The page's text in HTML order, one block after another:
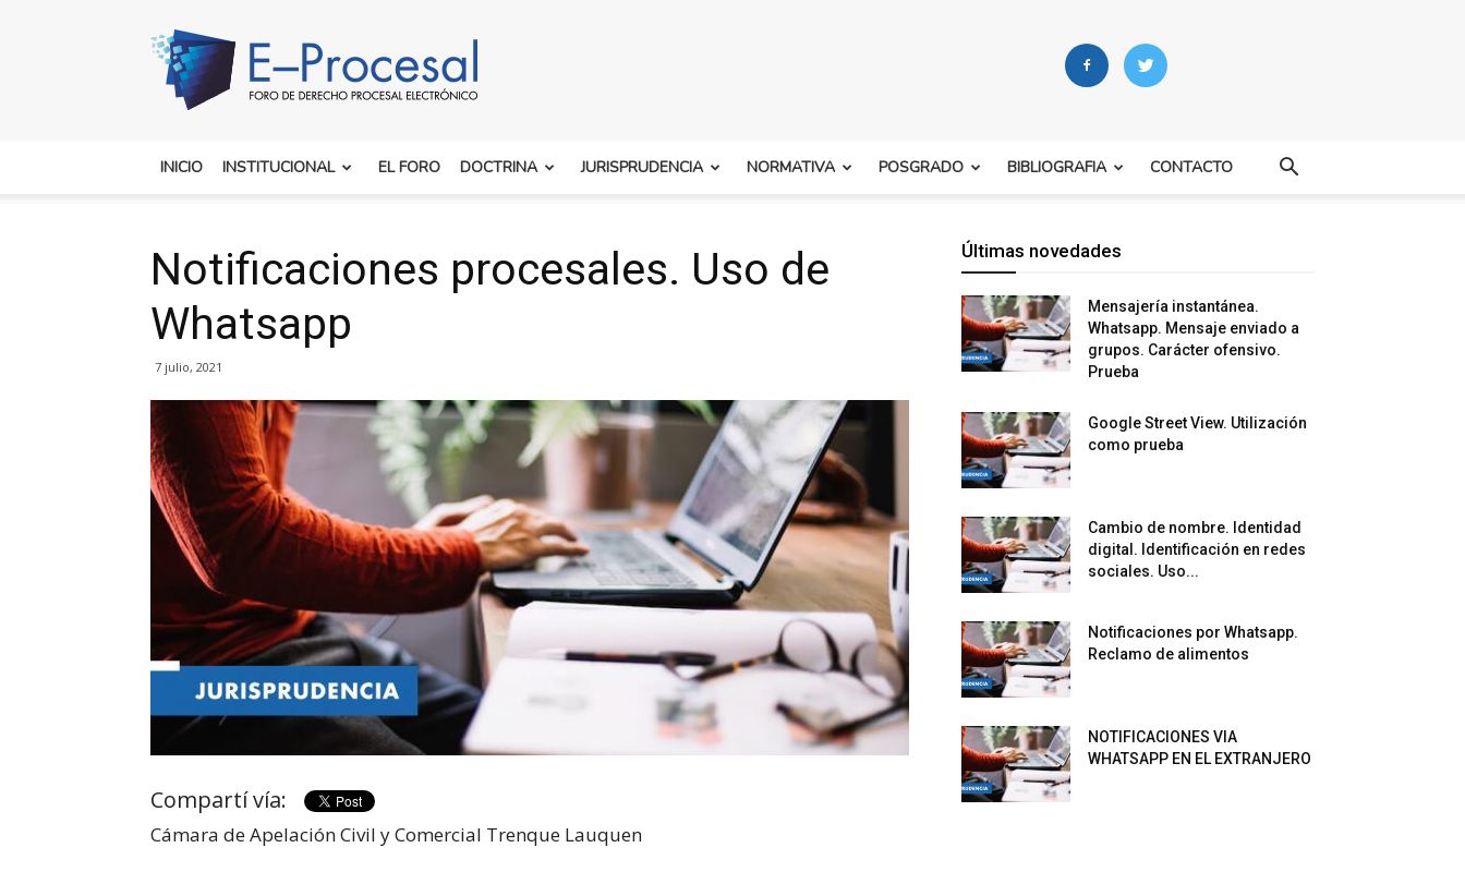
E-
Procesal
INICIO INSTITUCIONAL EL FORO DOCTRINA JURISPRUDENCIA NORMATIVA POSGRADO BIBLIOGRAFIA CONTACTO
Notificaciones procesales. Uso de
Whatsapp
7 julio, 2021
Compartí vía:
Cámara de Apelación Civil y Comercial Trenque Lauquen
Últimas novedades
Mensajería instantánea.
Whatsapp. Mensaje enviado a
grupos. Carácter ofensivo.
Prueba
Google Street View. Utilización
como prueba
Cambio de nombre. Identidad
digital. Identificación en redes
sociales. Uso...
Notificaciones por Whatsapp.
Reclamo de alimentos
NOTIFICACIONES VIA
WHATSAPP EN EL EXTRANJERO